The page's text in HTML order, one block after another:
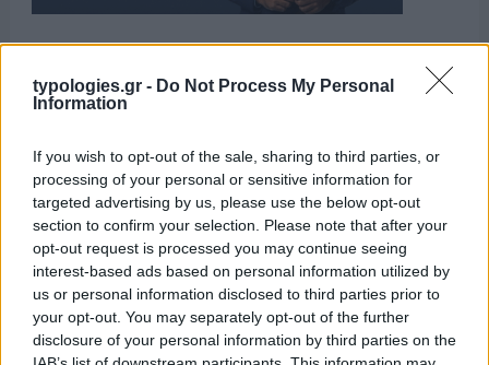
typologies.gr - Do Not Process My Personal
Information
If you wish to opt-out of the sale, sharing to third parties, or
processing of your personal or sensitive information for
targeted advertising by us, please use the below opt-out
section to confirm your selection. Please note that after your
opt-out request is processed you may continue seeing
interest-based ads based on personal information utilized by
us or personal information disclosed to third parties prior to
your opt-out. You may separately opt-out of the further
disclosure of your personal information by third parties on the
ΑΙΧΜΕΣ: Και άλλες αποχωρήσεις και
άλλες συμφωνίες
Το Καλοκαίρι αυτό στα ΜΜΕ θυμίζει αίθουσα αφίξεων και
αναχωρήσεων αεροδρομίου. Άλλοι γνωρίζουν τον
προορισμό τους και άλλοι αλλάζουν πορεία, ενώ έχουν
ξεκινήσει για άλλου καταλήγουν σε άλλο σημείο. Η